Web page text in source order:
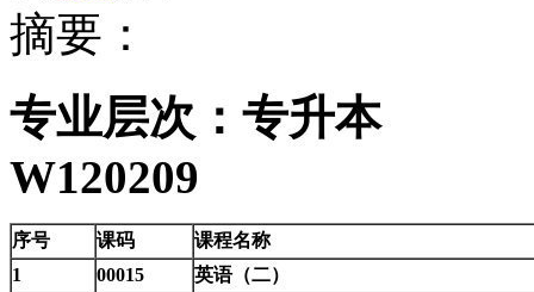
摘要：
专业层次：专
W120209
序号 课码
课程名称
1
00015
英语（二）